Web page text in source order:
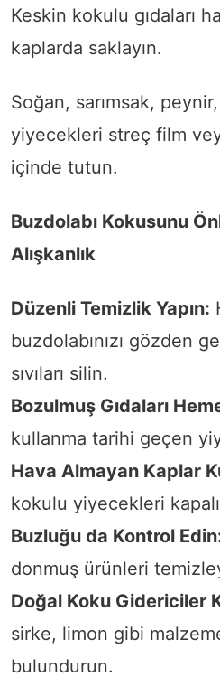
Keskin kokulu gıdaları
kaplarda saklayın.
Soğan, sarımsak,
yiyecekleri streç film
içinde tutun.
Buzdolabı Kokusunu
Alışkanlık
Düzenli Temizlik Yapın:
buzdolabınızı gözden
sıvıları silin.
Bozulmuş Gıdaları
kullanma tarihi geçen
Hava Almayan Kaplar
kokulu yiyecekleri
Buzluğu da Kontrol
donmuş ürünleri
Doğal Koku Gidericiler
sirke, limon gibi
bulundurun.